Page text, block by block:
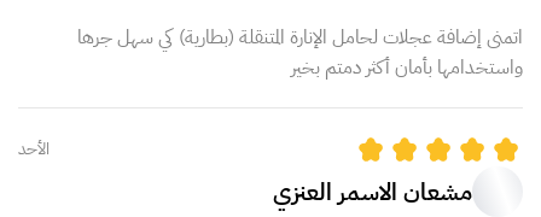
اتمنى إضافة عجلات لحامل الإنارة المتنقلة (بطارية) كي سهل جرها
واستخدامها بأمان أكثر دمتم بخير
الأحد
مشعان الاسمر العنزي